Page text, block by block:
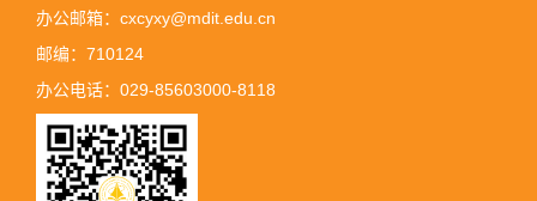
办公邮箱：cxcyxy@mdit.edu.cn
邮编：710124
办公电话：029-85603000-8118